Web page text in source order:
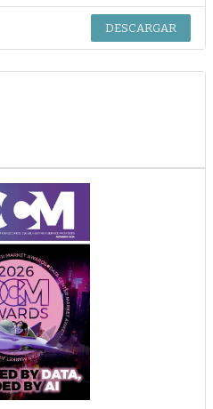
DESCARGAR